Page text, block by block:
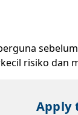
risiko dan
Apply